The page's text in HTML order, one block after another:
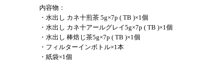
内容物：
・水出し カネ十煎茶 5g×7p ( TB )×1個
・水出し カネ十アールグレイ5g×7p ( TB )×1個
・水出し 棒焙じ茶5g×7p ( TB )×1個
・フィルターインボトル×1本
・紙袋×1個